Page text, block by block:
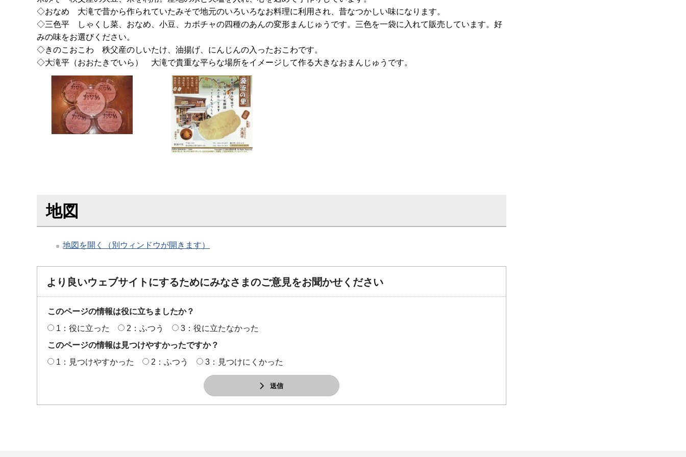
◇おなめ 大滝で昔から作られていたみそで地元のいろいろなお料理に利用され、昔なつかしい味になります。
◇三色平 しゃくし菜、おなめ、小豆、カボチャの四種のあんの変形まんじゅうです。三色を一袋に入れて販売しています。好
みの味をお選びください。
◇きのこおこわ 秩父産のしいたけ、油揚げ、にんじんの入ったおこわです。
◇大滝平（おおたきでいら） 大滝で貴重な平らな場所をイメージして作る大きなおまんじゅうです。
地図
地図を開く（別ウィンドウが開きます）
より良いウェブサイトにするためにみなさまのご意見をお聞かせください
このページの情報は役に立ちましたか？
1：役に立った
2：ふつう
3：役に立たなかった
このページの情報は見つけやすかったですか？
1：見つけやすかった
2：ふつう 3：見つけにくかった
送信